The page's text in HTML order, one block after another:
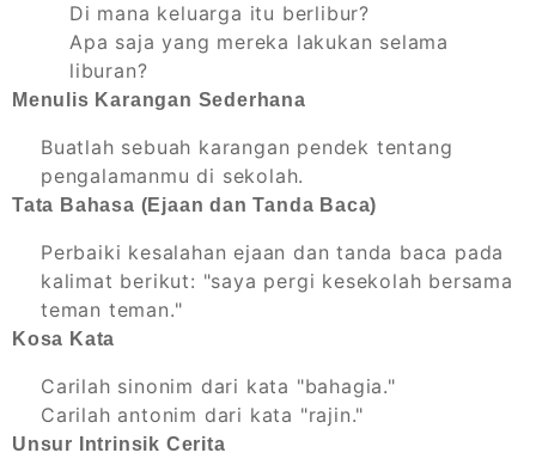
Di mana keluarga itu berlibur?
Apa saja yang mereka lakukan selama
liburan?
Menulis Karangan Sederhana
Buatlah sebuah karangan pendek tentang
pengalamanmu di sekolah.
Tata Bahasa (Ejaan dan Tanda Baca)
Perbaiki kesalahan ejaan dan tanda baca pada
kalimat berikut: "saya pergi kesekolah bersama
teman teman."
Kosa Kata
Carilah sinonim dari kata "bahagia."
Carilah antonim dari kata "rajin."
Unsur Intrinsik Cerita